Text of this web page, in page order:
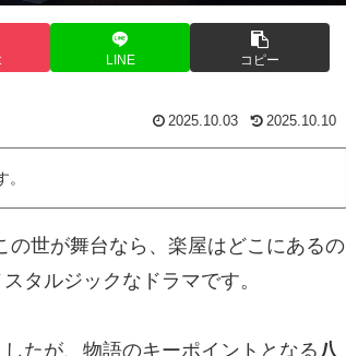
LINE コピー
2025.10.03 2025.10.10
世が舞台なら、楽屋はどこにあるの
タルジックなドラマです。
たが、物語のキーポイントとなる八